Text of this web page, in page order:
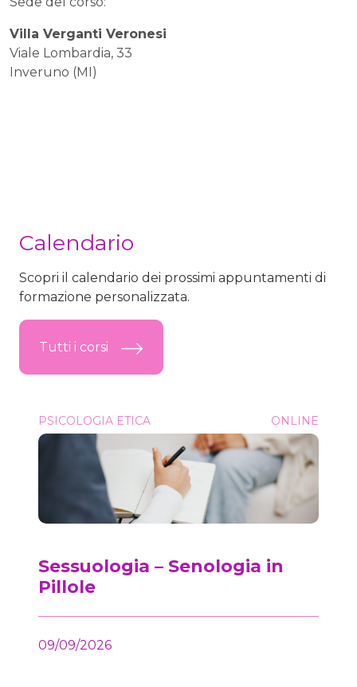
Villa Verganti Veronesi
Viale Lombardia, 33
Inveruno (MI)
Calendario
Scopri il calendario dei prossimi appuntamenti di
formazione personalizzata.
Tutti i corsi
Sessuologia &#8211; Senologia in Pillole
PSICOLOGIA ETICA ONLINE
Sessuologia – Senologia in
Pillole
09/09/2026